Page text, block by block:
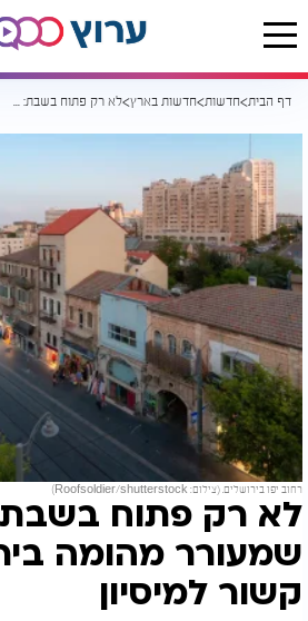
דף הבית חדשות חדשות בארץ לא רק פתוח בשבת: בית קפה שמעורר מהומה בירושלים - קשור למיסיון
רחוב יפו בירושלים. (צילום: Roofsoldier/shutterstock)
לא רק פתוח
שמעורר מהומה
קשור למיסיון